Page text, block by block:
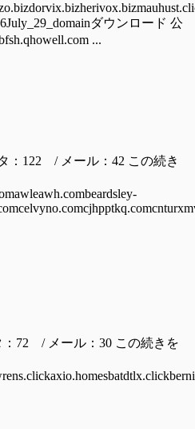
ダウンロード 公
...
：122 / メール：42 この続き
72 / メール：30 この続きを